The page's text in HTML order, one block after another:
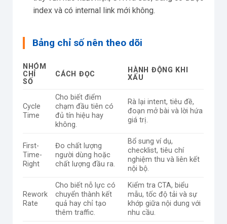
index và có internal link mới không.
Bảng chỉ số nên theo dõi
NHÓM
CHỈ
SỐ
CÁCH ĐỌC
HÀNH ĐỘNG KHI
XẤU
Cycle
Time
Cho biết điểm
chạm đầu tiên có
đủ tín hiệu hay
không.
Rà lại intent, tiêu đề,
đoạn mở bài và lời hứa
giá trị.
First-
Time-
Right
Đo chất lượng
người dùng hoặc
chất lượng đầu ra.
Bổ sung ví dụ,
checklist, tiêu chí
nghiệm thu và liên kết
nội bộ.
Rework
Rate
Cho biết nỗ lực có
chuyển thành kết
quả hay chỉ tạo
thêm traffic.
Kiểm tra CTA, biểu
mẫu, tốc độ tải và sự
khớp giữa nội dung với
nhu cầu.